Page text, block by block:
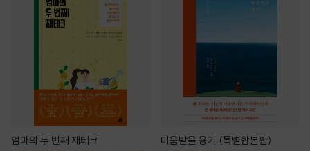
엄마의 두 번째 재테크 미움받을 용기 (특별합본판)